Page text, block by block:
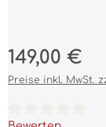
Regulärer Preis:
149,00 €
Preise inkl. MwSt.